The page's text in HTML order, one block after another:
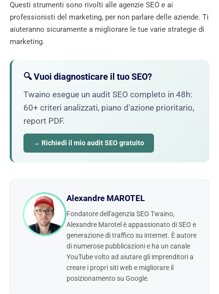
Questi strumenti sono rivolti alle agenzie SEO e ai
professionisti del marketing, per non parlare delle aziende. Ti
aiuteranno sicuramente a migliorare le tue varie strategie di
marketing.
🔍 Vuoi diagnosticare il tuo SEO?
Twaino esegue un audit SEO completo in 48h:
60+ criteri analizzati, piano d'azione prioritario,
report PDF.
→ Richiedi il mio audit SEO gratuito
Alexandre MAROTEL
Fondatore dell'agenzia SEO Twaino,
Alexandre Marotel è appassionato di SEO e
generazione di traffico su internet. È autore
di numerose pubblicazioni e ha un canale
YouTube volto ad aiutare gli imprenditori a
creare i propri siti web e migliorare il
posizionamento su Google.